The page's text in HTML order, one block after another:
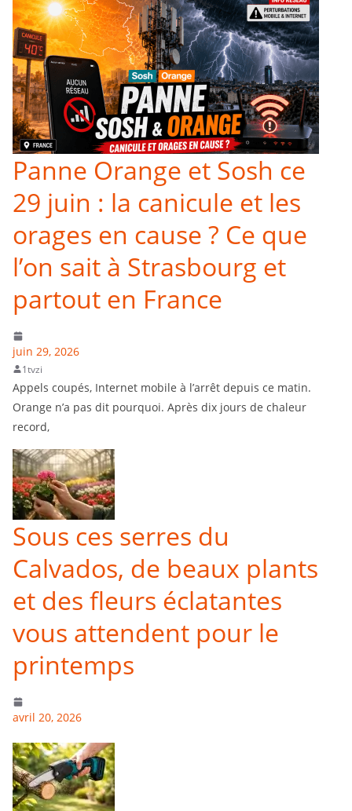
Panne Orange et Sosh ce
29 juin : la canicule et les
orages en cause ? Ce que
l’on sait à Strasbourg et
partout en France
juin 29, 2026
1tvzi
Appels coupés, Internet mobile à l’arrêt depuis ce matin.
Orange n’a pas dit pourquoi. Après dix jours de chaleur
record,
Sous ces serres du
Calvados, de beaux plants
et des fleurs éclatantes
vous attendent pour le
printemps
avril 20, 2026